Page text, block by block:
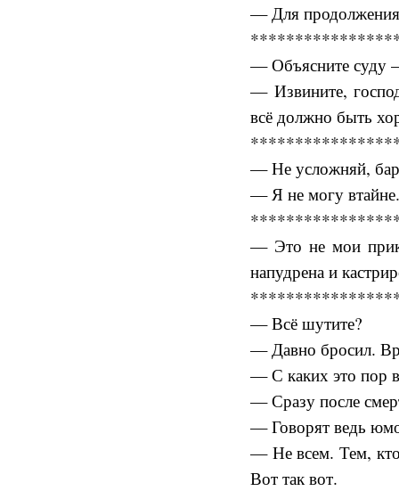
— Для
— Объясните суду
— Извините,
всё должно быть
— Не усложняй,
— Я не могу
— Это не мои
напудрена и
— Всё шутите?
— Давно бросил.
— С каких это пор
— Сразу после
— Говорят ведь
— Не всем. Тем, кто
Вот так вот.